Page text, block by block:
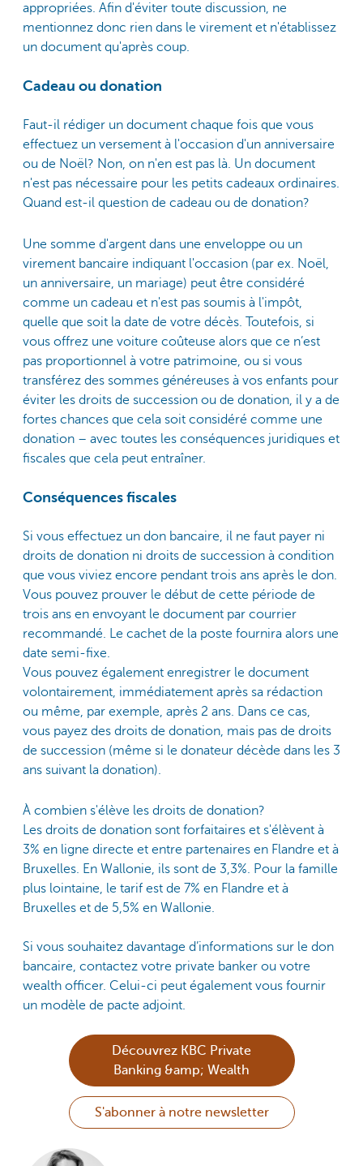
appropriées. Afin d'éviter toute discussion, ne
mentionnez donc rien dans le virement et n'établissez
un document qu'après coup.
Cadeau ou donation
Faut-il rédiger un document chaque fois que vous
effectuez un versement à l'occasion d'un anniversaire
ou de Noël? Non, on n'en est pas là. Un document
n'est pas nécessaire pour les petits cadeaux ordinaires.
Quand est-il question de cadeau ou de donation?
Une somme d'argent dans une enveloppe ou un
virement bancaire indiquant l'occasion (par ex. Noël,
un anniversaire, un mariage) peut être considéré
comme un cadeau et n'est pas soumis à l'impôt,
quelle que soit la date de votre décès. Toutefois, si
vous offrez une voiture coûteuse alors que ce n’est
pas proportionnel à votre patrimoine, ou si vous
transférez des sommes généreuses à vos enfants pour
éviter les droits de succession ou de donation, il y a de
fortes chances que cela soit considéré comme une
donation – avec toutes les conséquences juridiques et
fiscales que cela peut entraîner.
Conséquences fiscales
Si vous effectuez un don bancaire, il ne faut payer ni
droits de donation ni droits de succession à condition
que vous viviez encore pendant trois ans après le don.
Vous pouvez prouver le début de cette période de
trois ans en envoyant le document par courrier
recommandé. Le cachet de la poste fournira alors une
date semi-fixe.
Vous pouvez également enregistrer le document
volontairement, immédiatement après sa rédaction
ou même, par exemple, après 2 ans. Dans ce cas,
vous payez des droits de donation, mais pas de droits
de succession (même si le donateur décède dans les 3
ans suivant la donation).
À combien s'élève les droits de donation?
Les droits de donation sont forfaitaires et s'élèvent à
3% en ligne directe et entre partenaires en Flandre et à
Bruxelles. En Wallonie, ils sont de 3,3%. Pour la famille
plus lointaine, le tarif est de 7% en Flandre et à
Bruxelles et de 5,5% en Wallonie.
Si vous souhaitez davantage d’informations sur le don
bancaire, contactez votre private banker ou votre
wealth officer. Celui-ci peut également vous fournir
un modèle de pacte adjoint.
Découvrez KBC Private
Banking &amp; Wealth
S'abonner à notre newsletter